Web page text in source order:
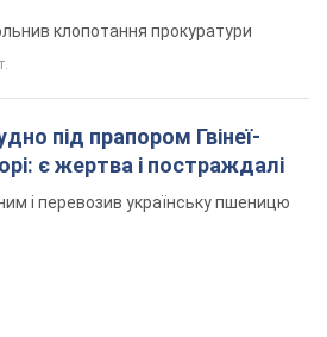
клопотання прокуратури
під прапором Гвінеї-
є жертва і постраждалі
і перевозив українську пшеницю